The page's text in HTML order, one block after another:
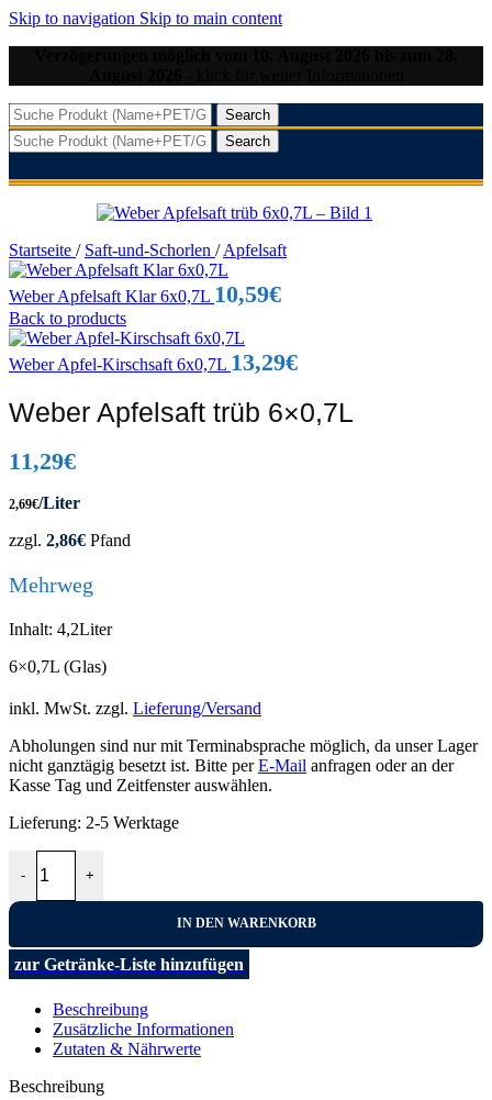
Skip to navigation Skip to main content
Search
Search
Startseite / Saft-und-Schorlen / Apfelsaft
Weber Apfelsaft Klar 6x0,7L 10,59€
Back to products
Weber Apfel-Kirschsaft 6x0,7L 13,29€
Weber Apfelsaft trüb 6×0,7L
11,29€
2,69€/Liter
zzgl. 2,86€ Pfand
Mehrweg
Inhalt: 4,2Liter
6×0,7L (Glas)
inkl. MwSt. zzgl. Lieferung/Versand
Abholungen sind nur mit Terminabsprache möglich, da unser Lager
nicht ganztägig besetzt ist. Bitte perE-Mail anfragen oder an der
Kasse Tag und Zeitfenster auswählen.
Lieferung: 2-5 Werktage
- +
IN DEN WARENKORB
zur Getränke-Liste hinzufügen
Beschreibung
Zusätzliche Informationen
Zutaten & Nährwerte
Beschreibung